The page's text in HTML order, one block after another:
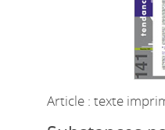
Article : texte